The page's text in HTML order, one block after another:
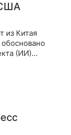
из Китая
(ИИ)